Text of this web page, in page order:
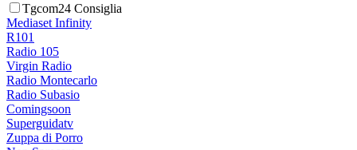
Tgcom24 Consiglia
Mediaset Infinity
R101
Radio 105
Virgin Radio
Radio Montecarlo
Radio Subasio
Comingsoon
Superguidatv
Zuppa di Porro